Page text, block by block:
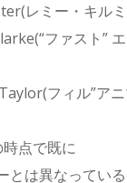
レミー・キル
ファスト”
フィル”ア
点で既に
は異なっている